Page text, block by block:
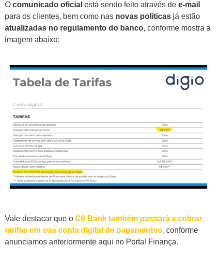
O comunicado oficial está sendo feito através de e-mail
para os clientes, bem como nas novas políticas já estão
atualizadas no regulamento do banco, conforme mostra a
imagem abaixo:
Vale destacar que o C6 Bank também passará a cobrar
tarifas em sua conta digital de pagamentos, conforme
anunciamos anteriormente aqui no Portal Finança.